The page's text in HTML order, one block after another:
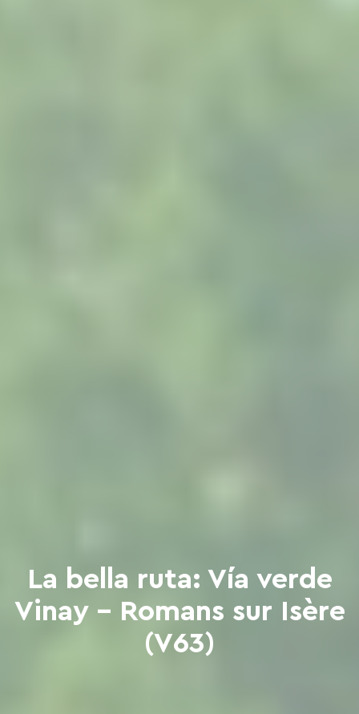
La bella ruta: Vía verde
Vinay - Romans sur Isère
(V63)